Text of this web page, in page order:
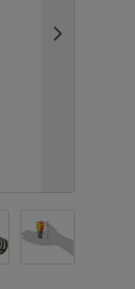
larger imageView larger image